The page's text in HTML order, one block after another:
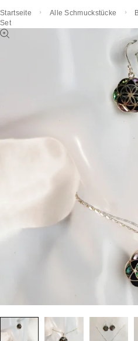
Startseite Alle Schmuckstücke
Set